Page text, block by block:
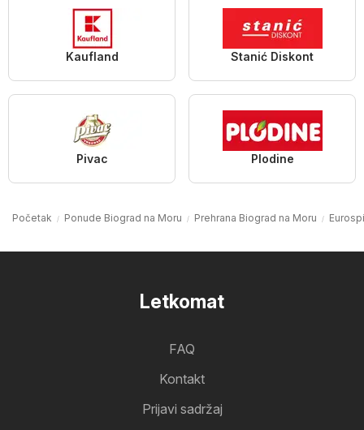
Kaufland Stanić Diskont
Pivac Plodine
Početak Ponude Biograd na Moru Prehrana Biograd na Moru
Letkomat
FAQ
Kontakt
Prijavi sadržaj